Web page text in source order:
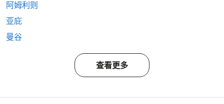
阿姆利则
亚庇
曼谷
查看更多